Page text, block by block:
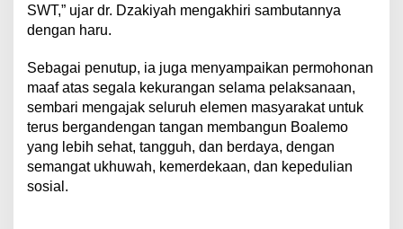
SWT,” ujar dr. Dzakiyah mengakhiri sambutannya
dengan haru.
Sebagai penutup, ia juga menyampaikan permohonan
maaf atas segala kekurangan selama pelaksanaan,
sembari mengajak seluruh elemen masyarakat untuk
terus bergandengan tangan membangun Boalemo
yang lebih sehat, tangguh, dan berdaya, dengan
semangat ukhuwah, kemerdekaan, dan kepedulian
sosial.